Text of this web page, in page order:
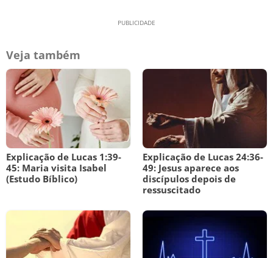
Veja também
Explicação de Lucas 1:39-
45: Maria visita Isabel
(Estudo Bíblico)
Explicação de Lucas 24:36-
49: Jesus aparece aos
discípulos depois de
ressuscitado